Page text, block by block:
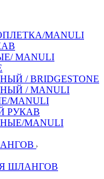
MANULI
MANULI
/ BRIDGESTONE
/ MANULI
MANULI
РУКАВ
MANULI
ШЛАНГОВ